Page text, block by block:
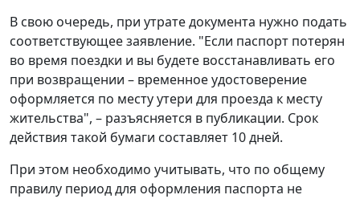
В свою очередь, при утрате документа нужно подать
соответствующее заявление. "Если паспорт потерян
во время поездки и вы будете восстанавливать его
при возвращении – временное удостоверение
оформляется по месту утери для проезда к месту
жительства", – разъясняется в публикации. Срок
действия такой бумаги составляет 10 дней.
При этом необходимо учитывать, что по общему
правилу период для оформления паспорта не